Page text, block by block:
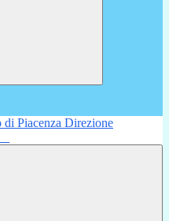
Direzione